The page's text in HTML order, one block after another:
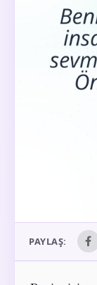
PAYLAŞ: